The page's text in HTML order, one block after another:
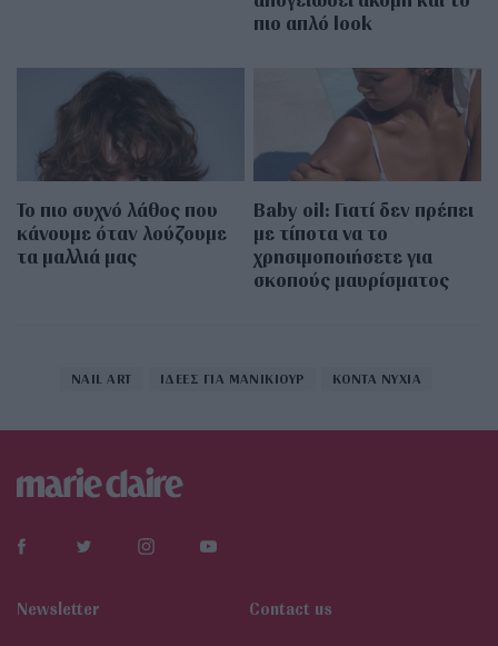
πιο απλό look
Το πιο συχνό λάθος που
κάνουμε όταν λούζουμε
τα μαλλιά μας
Baby oil: Γιατί δεν πρέπει
με τίποτα να το
χρησιμοποιήσετε για
σκοπούς μαυρίσματος
NAIL ART ΙΔΕΕΣ ΓΙΑ ΜΑΝΙΚΙΟΥΡ ΚΟΝΤΑ ΝΥΧΙΑ
Newsletter Contact us